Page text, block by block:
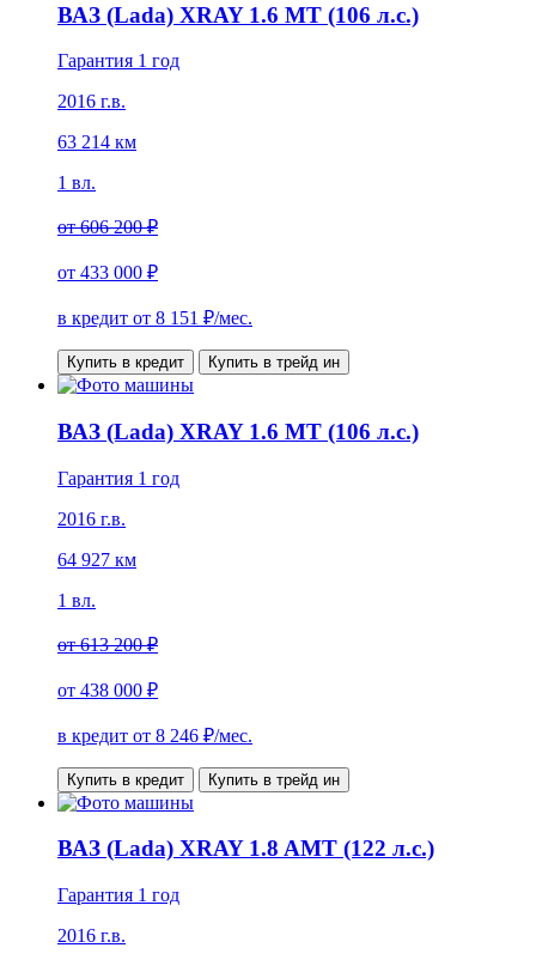
ВАЗ (Lada) XRAY 1.6 MT (106 л.с.)
Гарантия 1 год
2016 г.в.
63 214 км
1 вл.
от606 200 ₽
от 433 000 ₽
в кредит от 8 151 ₽/мес.
Купить в кредит Купить в трейд ин
ВАЗ (Lada) XRAY 1.6 MT (106 л.с.)
Гарантия 1 год
2016 г.в.
64 927 км
1 вл.
от613 200 ₽
от 438 000 ₽
в кредит от 8 246 ₽/мес.
Купить в кредит Купить в трейд ин
ВАЗ (Lada) XRAY 1.8 AMT (122 л.с.)
Гарантия 1 год
2016 г.в.